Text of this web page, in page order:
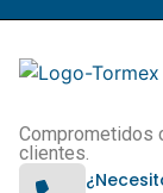
Comprometidos
clientes.